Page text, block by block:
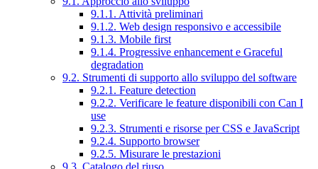
9.1.1. Attività preliminari
9.1.2. Web design responsivo e accessibile
9.1.3. Mobile first
9.1.4. Progressive enhancement e Graceful
degradation
9.2. Strumenti di supporto allo sviluppo del software
9.2.1. Feature detection
9.2.2. Verificare le feature disponibili con Can I
use
9.2.3. Strumenti e risorse per CSS e JavaScript
9.2.4. Supporto browser
9.2.5. Misurare le prestazioni
9.3. Catalogo del riuso